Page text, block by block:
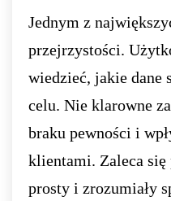
Jednym z
przejrzystości.
wiedzieć, jakie dane
celu. Nie klarowne
braku pewności i
klientami. Zaleca
prosty i zrozumiały